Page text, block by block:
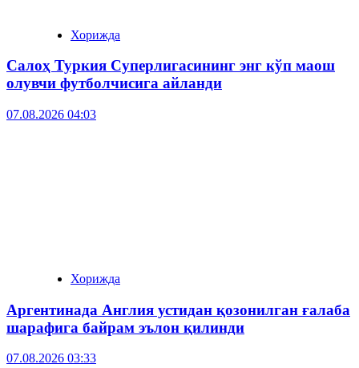
Хорижда
Салоҳ Туркия Суперлигасининг энг кўп маош
олувчи футболчисига айланди
07.08.2026 04:03
Хорижда
Аргентинада Англия устидан қозонилган ғалаба
шарафига байрам эълон қилинди
07.08.2026 03:33